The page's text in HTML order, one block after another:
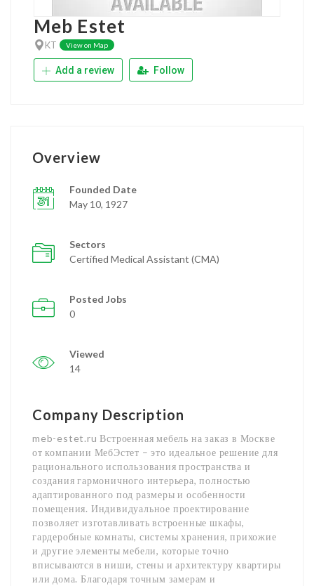
Meb Estet
KT View on Map
Add a review Follow
Overview
Founded Date
May 10, 1927
Sectors
Certified Medical Assistant (CMA)
Posted Jobs
0
Viewed
14
Company Description
meb-estet.ru Встроенная мебель на заказ в Москве
от компании МебЭстет – это идеальное решение для
рационального использования пространства и
создания гармоничного интерьера, полностью
адаптированного под размеры и особенности
помещения. Индивидуальное проектирование
позволяет изготавливать встроенные шкафы,
гардеробные комнаты, системы хранения, прихожие
и другие элементы мебели, которые точно
вписываются в ниши, стены и архитектуру квартиры
или дома. Благодаря точным замерам и